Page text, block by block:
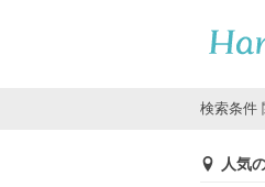
検索条件
人気